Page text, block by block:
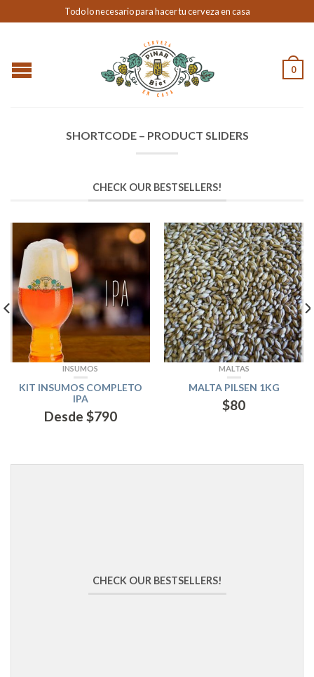
Todo lo necesario para hacer tu cerveza en casa
0
SHORTCODE – PRODUCT SLIDERS
CHECK OUR BESTSELLERS!
INSUMOS
KIT INSUMOS COMPLETO
IPA
Desde $790
MALTAS
MALTA PILSEN 1KG
$80
CHECK OUR BESTSELLERS!